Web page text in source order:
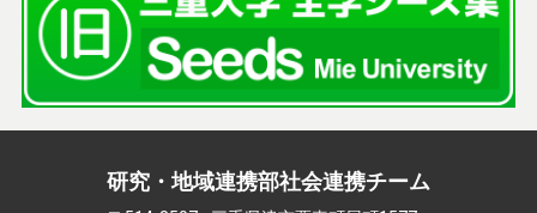
研究・地域連携部社会連携チーム